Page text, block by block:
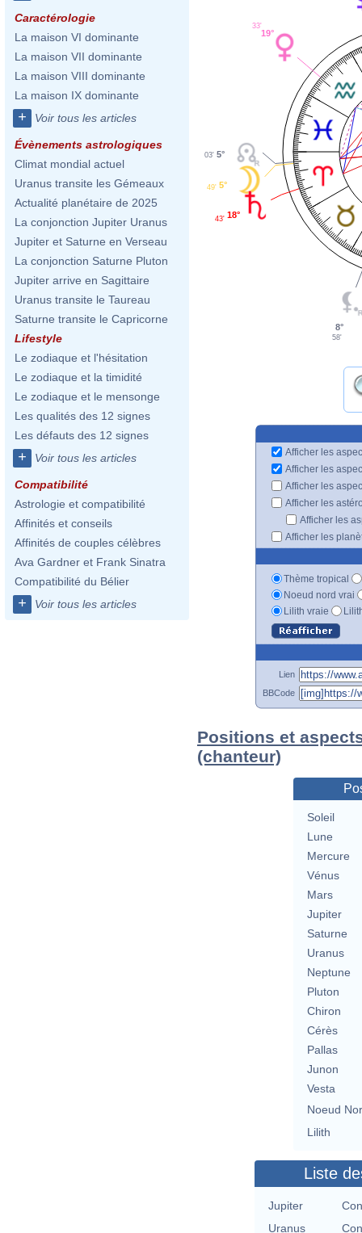
Caractérologie
La maison VI dominante
La maison VII dominante
La maison VIII dominante
La maison IX dominante
+ Voir tous les articles
Évènements astrologiques
Climat mondial actuel
Uranus transite les Gémeaux
Actualité planétaire de 2025
La conjonction Jupiter Uranus
Jupiter et Saturne en Verseau
La conjonction Saturne Pluton
Jupiter arrive en Sagittaire
Uranus transite le Taureau
Saturne transite le Capricorne
Lifestyle
Le zodiaque et l'hésitation
Le zodiaque et la timidité
Le zodiaque et le mensonge
Les qualités des 12 signes
Les défauts des 12 signes
+ Voir tous les articles
Compatibilité
Astrologie et compatibilité
Affinités et conseils
Affinités de couples célèbres
Ava Gardner et Frank Sinatra
Compatibilité du Bélier
+ Voir tous les articles
19°
33'
5°
03'
5°
49'
18°
43'
8°
58'
Afficher les
Afficher les
Afficher les
Afficher les
Afficher les
Afficher les
Thème tropical
Noeud nord vrai
Lilith vraie
Lien
BBCode
Positions et
(chanteur)
Soleil
Lune
Mercure
Vénus
Mars
Jupiter
Saturne
Uranus
Neptune
Pluton
Chiron
Cérès
Pallas
Junon
Vesta
Noeud
Lilith
Liste
Jupiter
Uranus